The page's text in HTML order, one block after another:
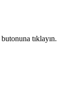
butonuna tıklayın.